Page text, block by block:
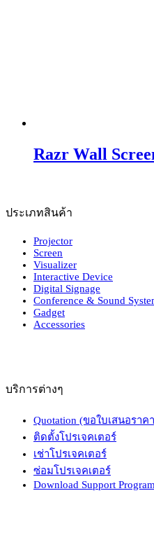
Razr Wall
ประเภทสินค้า
Projector
Screen
Visualizer
Interactive Device
Digital Signage
Conference & Sound
Gadget
Accessories
บริการต่างๆ
Quotation (ขอใบเสนอราค
ติดตั้งโปรเจคเตอร์
เช่าโปรเจคเตอร์
ซ่อมโปรเจคเตอร์
Download Support Program